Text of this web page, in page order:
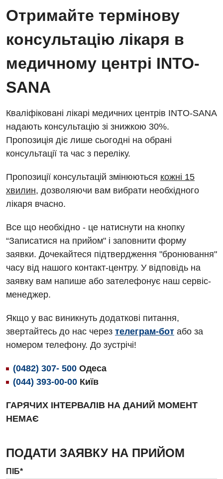
Безкоштовні операції
Енциклопедія
Діагностичне відділення
Ендоскопічне відділення
Комп’ютерна томографія
Нейросонографія
Рентгенографія
УЗД
Для дорослих
Акушерство і гінекологія
Алергологія, імунологія
Андрологія
Безоплатні послуги
Вакцинація
Відділення кардіосудинної патології та неврології
Відділення невідкладних станів
Гастроентерологія
Гінекологічне відділення
Денний стаціонар
Відділ госпіталізації
Відділення невідкладних станів
Відділення інтенсивної терапії
Гінекологічне відділення
Денний стаціонар
Діагностичне відділення
Ендоскопічне відділення
Офтальмологічне відділення
Педіатричне відділення
Терапевтичне відділення
Травматологічне відділення
Урологічне відділення
Хірургічне відділення
Декларування
Лікування гострого інфаркту
Національний скринінг здоров’я 40+
Російська
Отримайте термінову
консультацію лікаря в
медичному центрі INTO-
SANA
Кваліфіковані лікарі медичних центрів INTO-SANA
надають консультацію зі знижкою 30%.
Пропозиція діє лише сьогодні на обрані
консультації та час з переліку.
Пропозиції консультацій змінюються кожні 15
хвилин, дозволяючи вам вибрати необхідного
лікаря вчасно.
Все що необхідно - це натиснути на кнопку
“Записатися на прийом" і заповнити форму
заявки. Дочекайтеся підтвердження "бронювання"
часу від нашого контакт-центру. У відповідь на
заявку вам напише або зателефонує наш сервіс-
менеджер.
Якщо у вас виникнуть додаткові питання,
звертайтесь до нас через телеграм-бот або за
номером телефону. До зустрічі!
(0482) 307- 500 Одеса
(044) 393-00-00 Київ
ГАРЯЧИХ ІНТЕРВАЛІВ НА ДАНИЙ МОМЕНТ
НЕМАЄ
ПОДАТИ ЗАЯВКУ НА ПРИЙОМ
ПІБ*